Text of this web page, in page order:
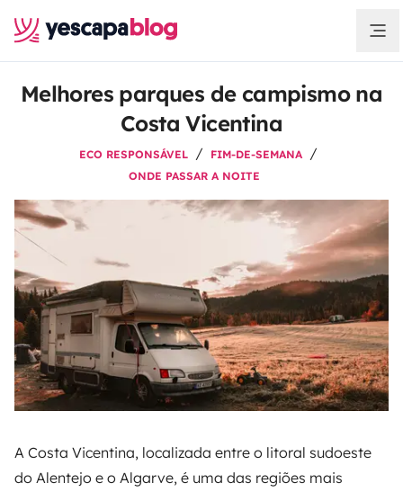
Melhores parques de campismo na
Costa Vicentina
ECO RESPONSÁVEL
FIM-DE-SEMANA
ONDE PASSAR A NOITE
A Costa Vicentina, localizada entre o litoral sudoeste
do Alentejo e o Algarve, é uma das regiões mais